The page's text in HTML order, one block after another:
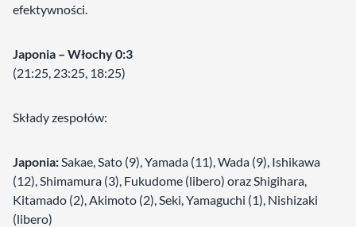
efektywności.
Japonia – Włochy 0:3
(21:25, 23:25, 18:25)
Składy zespołów:
Japonia:Sakae, Sato (9), Yamada (11), Wada (9), Ishikawa
(12), Shimamura (3), Fukudome (libero) oraz Shigihara,
Kitamado (2), Akimoto (2), Seki, Yamaguchi (1), Nishizaki
(libero)